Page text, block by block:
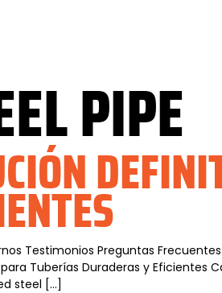
PIPE
Testimonios Preguntas
Tuberías Duraderas y Eficientes
steel […]